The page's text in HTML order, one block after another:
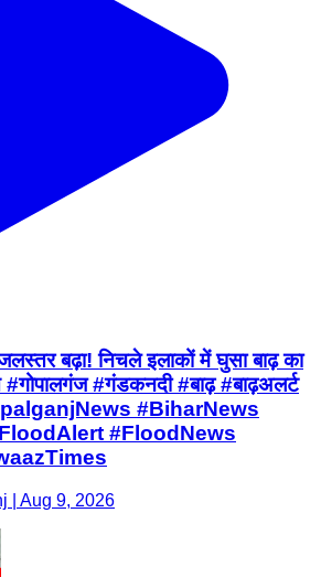
बढ़ा! निचले इलाकों में घुसा बाढ़ का
#गोपालगंज #गंडकनदी #बाढ़ #बाढ़अलर्ट
#BiharNews
#FloodNews
| Aug 9, 2026